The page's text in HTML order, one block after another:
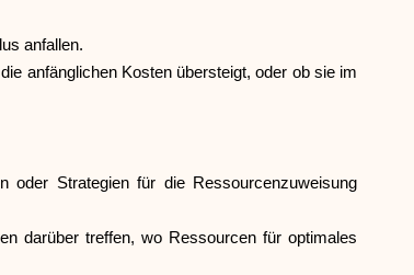
anfallen.
anfänglichen Kosten übersteigt, oder ob sie im
oder Strategien für die Ressourcenzuweisung
darüber treffen, wo Ressourcen für optimales